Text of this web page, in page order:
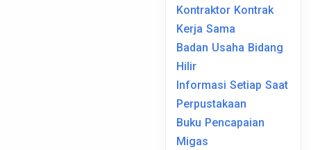
Kontraktor Kontrak
Kerja Sama
Badan Usaha Bidang
Hilir
Informasi Setiap Saat
Perpustakaan
Buku Pencapaian
Migas